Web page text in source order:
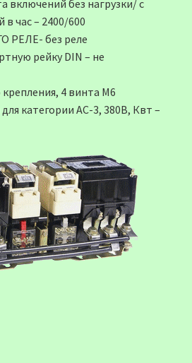
включений без нагрузки/ с
в час – 2400/600
РЕЛЕ- без реле
рейку DIN – не
4 винта М6
категории АС-3, 380В, Квт –